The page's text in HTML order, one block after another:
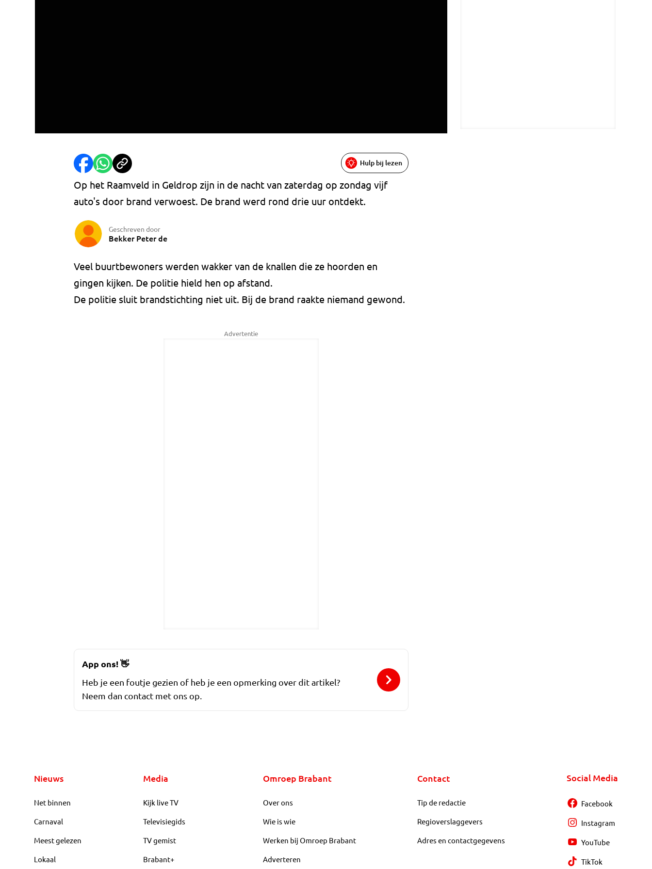
Hulp bij lezen
Op het Raamveld in Geldrop zijn in de nacht van zaterdag op zondag vijf
auto's door brand verwoest. De brand werd rond drie uur ontdekt.
Geschreven door
Bekker Peter de
Veel buurtbewoners werden wakker van de knallen die ze hoorden en
gingen kijken. De politie hield hen op afstand.
De politie sluit brandstichting niet uit. Bij de brand raakte niemand gewond.
Advertentie
App ons!👋
Heb je een foutje gezien of heb je een opmerking over dit artikel?
Neem dan contact met ons op.
Nieuws
Net binnen
Carnaval
Meest gelezen
Lokaal
Media
Kijk live TV
Televisiegids
TV gemist
Brabant+
Omroep Brabant
Over ons
Wie is wie
Werken bij Omroep Brabant
Adverteren
Contact
Tip de redactie
Regioverslaggevers
Adres en contactgegevens
Social Media
Facebook
Instagram
YouTube
TikTok